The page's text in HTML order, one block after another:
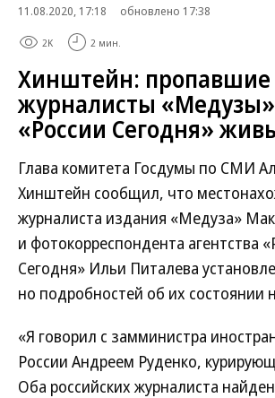
11.08.2020, 17:18
обновлено 17:38
2K 2 мин.
Хинштейн: пропавшие
журналисты
«России Сегодня»
Глава комитета Госдумы по СМИ
Хинштейн сообщил, что
журналиста издания «Медуза»
и фотокорреспондента агентства
Сегодня» Ильи Питалева
но подробностей об их состоянии
«Я говорил с замминистра
России Андреем Руденко,
Оба российских журналиста